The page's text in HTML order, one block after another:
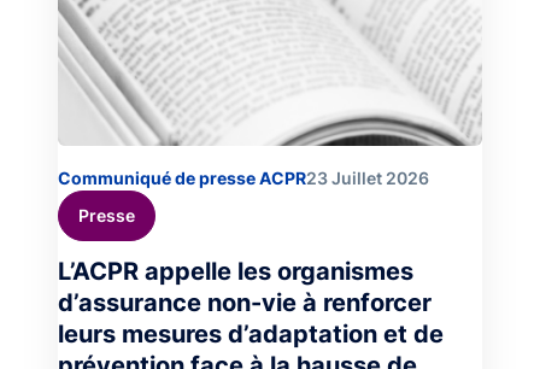
Communiqué de presse ACPR23 Juillet 2026
Presse
L’ACPR appelle les organismes
d’assurance non-vie à renforcer
leurs mesures d’adaptation et de